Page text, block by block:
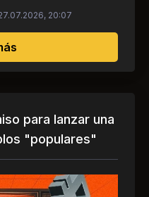
sobre Tether recibe
20:07
para lanzar una
"populares"